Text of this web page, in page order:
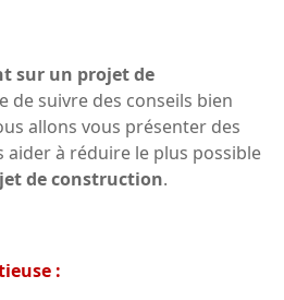
sur un projet de
de suivre des conseils bien
allons vous présenter des
aider à réduire le plus possible
de construction.
: